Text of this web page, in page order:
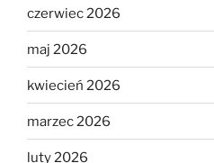
czerwiec 2026
maj 2026
kwiecień 2026
marzec 2026
luty 2026